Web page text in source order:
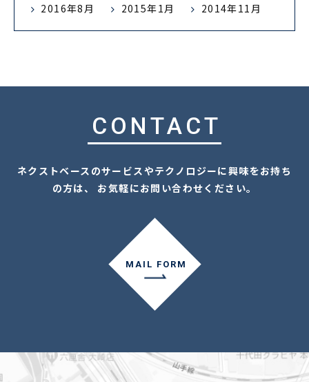
2016年8月
2015年1月 2014年11月
CONTACT
ネクストベースのサービスやテクノロジーに興味をお持ち
の方は、 お気軽にお問い合わせください。
MAIL FORM